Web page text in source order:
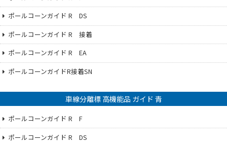
ポールコーンガイド R DS
ポールコーンガイド R 接着
ポールコーンガイド R EA
ポールコーンガイドR接着SN
車線分離標 高機能品 ガイド 青
ポールコーンガイド R F
ポールコーンガイド R DS